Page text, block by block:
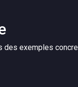
des exemples